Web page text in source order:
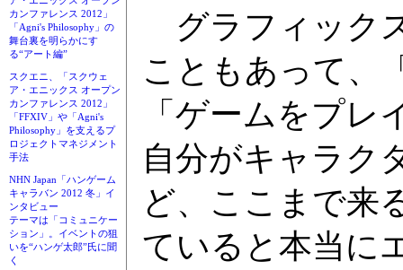
カンファレンス 2012」
「Agni's Philosophy」の
舞台裏を明らかにす
る“アート編”
スクエニ、「スクウェ
ア・エニックス オープン
カンファレンス 2012」
「FFXIV」や「Agni's
Philosophy」を支えるプ
ロジェクトマネジメント
手法
NHN Japan「ハンゲーム
キャラバン 2012 冬」イ
ンタビュー
テーマは「コミュニケー
ション」。イベントの狙
いを“ハンゲ太郎”氏に聞
く
グラフィック
こともあって、
「ゲームをプ
自分がキャラク
ど、ここまで来
ていると本当に